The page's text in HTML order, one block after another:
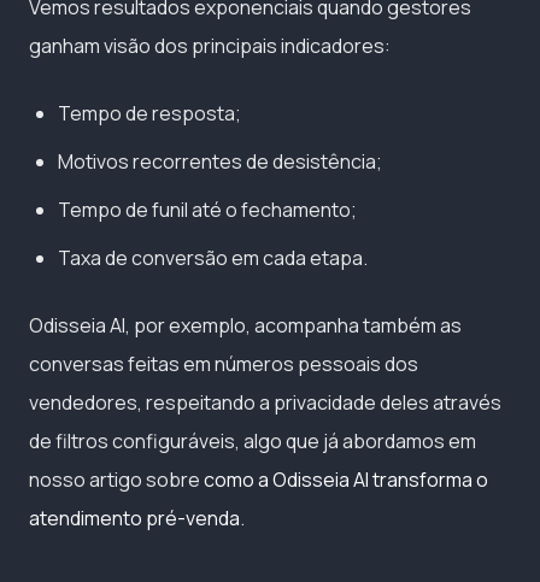
Vemos resultados exponenciais quando gestores
ganham visão dos principais indicadores:
Tempo de resposta;
Motivos recorrentes de desistência;
Tempo de funil até o fechamento;
Taxa de conversão em cada etapa.
Odisseia AI, por exemplo, acompanha também as
conversas feitas em números pessoais dos
vendedores, respeitando a privacidade deles através
de filtros configuráveis, algo que já abordamos em
nosso artigo sobrecomo a Odisseia AI transforma o
atendimento pré-venda.